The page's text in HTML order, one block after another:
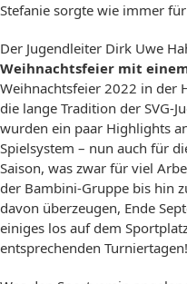
Stefanie sorgte wie immer
Der Jugendleiter Dirk Uwe
Weihnachtsfeier mit
Weihnachtsfeier 2022 in der
die lange Tradition der SVG-
wurden ein paar Highlights
Spielsystem – nun auch für
Saison, was zwar für viel
der Bambini-Gruppe bis hin
davon überzeugen, Ende
einiges los auf dem
entsprechenden Turniertagen!